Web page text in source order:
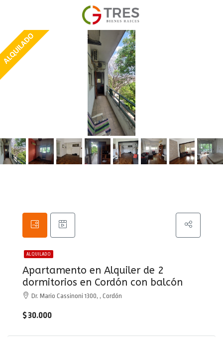
ALQUILADO
Apartamento en Alquiler de 2
dormitorios en Cordón con balcón
Dr. Mario Cassinoni 1300, , Cordón
$ 30.000